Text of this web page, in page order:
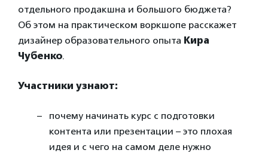
отдельного продакшна и большого бюджета?
Об этом на практическом воркшопе расскажет
дизайнер образовательного опыта Кира
Чубенко.
Участники узнают:
почему начинать курс с подготовки
контента или презентации – это плохая
идея и с чего на самом деле нужно